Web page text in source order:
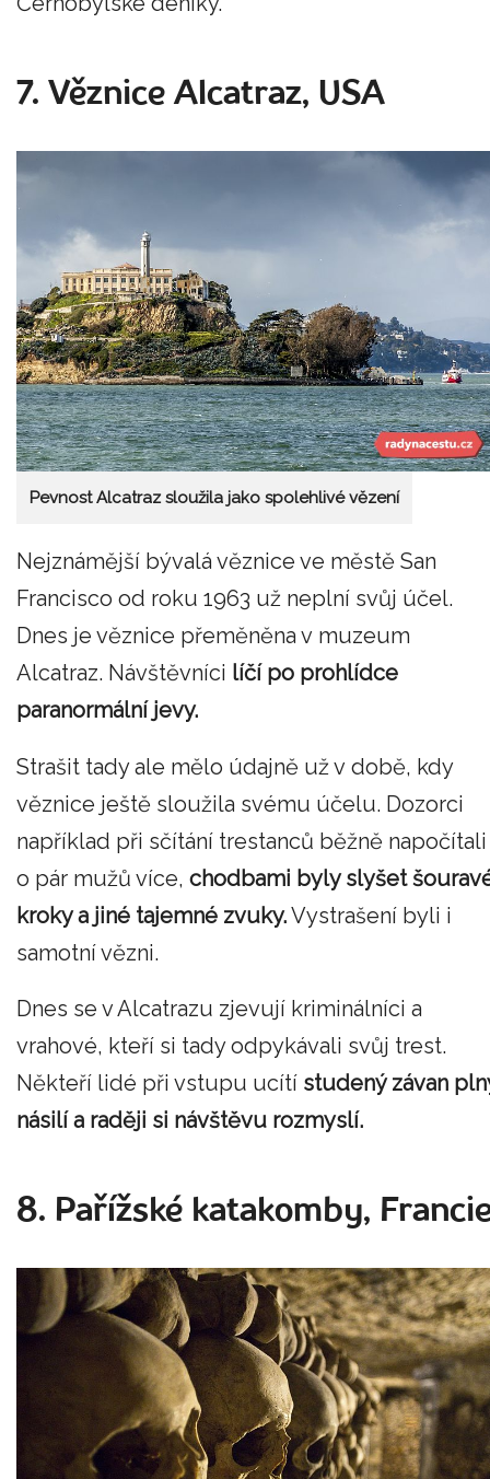
7. Věznice Alcatraz, USA
Pevnost Alcatraz sloužila jako spolehlivé vězení
Nejznámější bývalá věznice ve městě San
Francisco od roku 1963 už neplní svůj účel.
Dnes je věznice přeměněna v muzeum
Alcatraz. Návštěvníci líčí po prohlídce
paranormální jevy.
Strašit tady ale mělo údajně už v době, kdy
věznice ještě sloužila svému účelu. Dozorci
například při sčítání trestanců běžně napočítali
o pár mužů více, chodbami byly slyšet
kroky a jiné tajemné zvuky.Vystrašení byli i
samotní vězni.
Dnes se v Alcatrazu zjevují kriminálníci a
vrahové, kteří si tady odpykávali svůj trest.
Někteří lidé při vstupu ucítí studený závan
násilí a raději si návštěvu rozmyslí.
8. Pařížské katakomby,